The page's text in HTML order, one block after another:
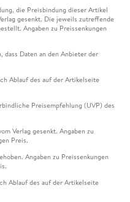
die Preisbindung dieser Artikel
gesenkt. Die jeweils zutreffende
Angaben zu Preissenkungen
Daten an den Anbieter der
Ablauf des auf der Artikelseite
Preisempfehlung (UVP) des
Verlag gesenkt. Angaben zu
Preis.
Angaben zu Preissenkungen
Ablauf des auf der Artikelseite